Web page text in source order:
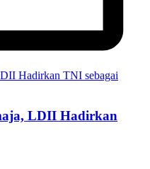
LDII Hadirkan